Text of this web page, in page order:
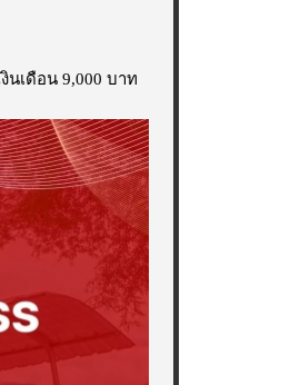
นเดือน 9,000 บาท